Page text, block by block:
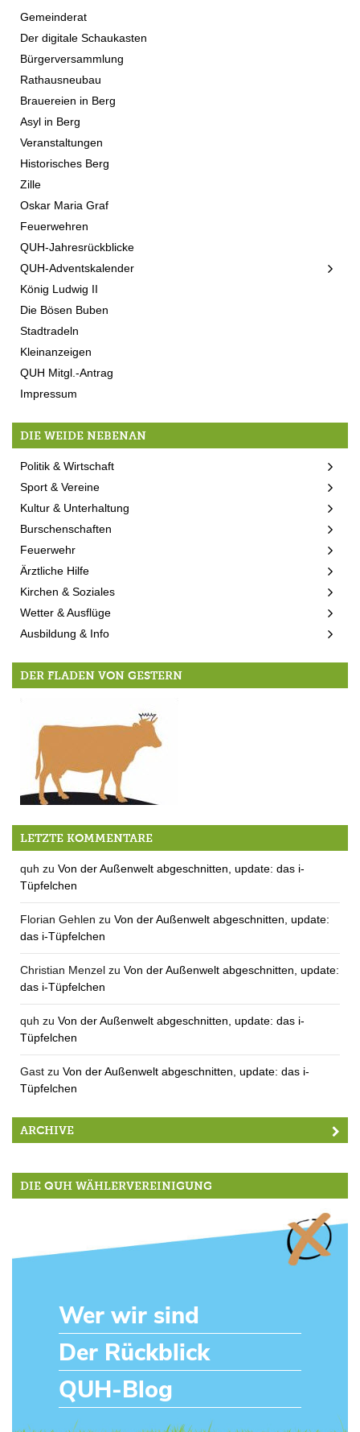
Gemeinderat
Der digitale Schaukasten
Bürgerversammlung
Rathausneubau
Brauereien in Berg
Asyl in Berg
Veranstaltungen
Historisches Berg
Zille
Oskar Maria Graf
Feuerwehren
QUH-Jahresrückblicke
QUH-Adventskalender
König Ludwig II
Die Bösen Buben
Stadtradeln
Kleinanzeigen
QUH Mitgl.-Antrag
Impressum
DIE WEIDE NEBENAN
Politik & Wirtschaft
Sport & Vereine
Kultur & Unterhaltung
Burschenschaften
Feuerwehr
Ärztliche Hilfe
Kirchen & Soziales
Wetter & Ausflüge
Ausbildung & Info
DER FLADEN VON GESTERN
Adventsbazar
LETZTE KOMMENTARE
quh zu Von der Außenwelt abgeschnitten, update: das i-
Tüpfelchen
Florian Gehlen zu Von der Außenwelt abgeschnitten, update:
das i-Tüpfelchen
Christian Menzel zu Von der Außenwelt abgeschnitten, update:
das i-Tüpfelchen
quh zu Von der Außenwelt abgeschnitten, update: das i-
Tüpfelchen
Gast zu Von der Außenwelt abgeschnitten, update: das i-
Tüpfelchen
ARCHIVE
DIE QUH WÄHLERVEREINIGUNG
Wer wir sind
Der Rückblick
QUH-Blog